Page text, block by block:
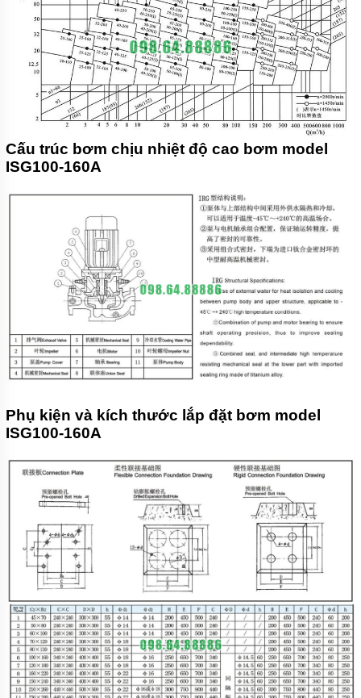
Cấu trúc bơm chịu nhiệt độ cao bơm model
ISG100-160A
Phụ kiện và kích thước lắp đặt bơm model
ISG100-160A